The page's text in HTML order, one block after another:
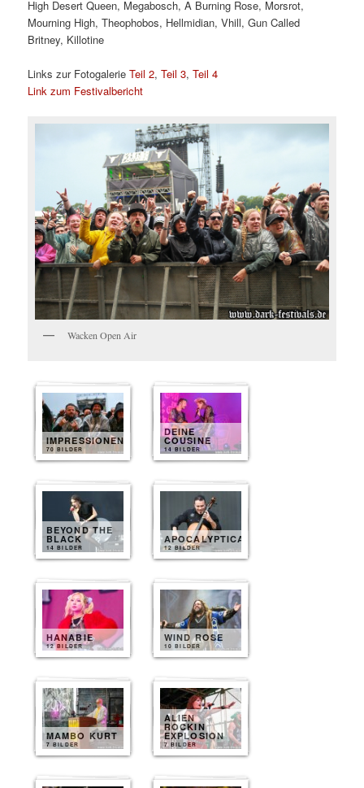
High Desert Queen, Megabosch, A Burning Rose, Morsrot,
Mourning High, Theophobos, Hellmidian, Vhill, Gun Called
Britney, Killotine
Links zur FotogalerieTeil 2,Teil 3,Teil 4
Link zum Festivalbericht
Wacken Open Air
IMPRESSIONEN
70 BILDER
DEINE
COUSINE
14 BILDER
BEYOND THE
BLACK
14 BILDER
APOCALYPTICA
12 BILDER
HANABIE
12 BILDER
WIND ROSE
10 BILDER
MAMBO KURT
7 BILDER
ALIEN
ROCKIN
EXPLOSION
7 BILDER